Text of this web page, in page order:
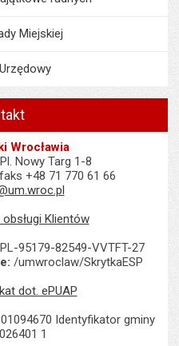
Miejskiej
Wrocławia
Nowy Targ 1-8
+48 71 770 61 66
Klientów
95179-82549-VVTFT-27
/umwroclaw/SkrytkaESP
dot. ePUAP
Identyfikator gminy
026401 1